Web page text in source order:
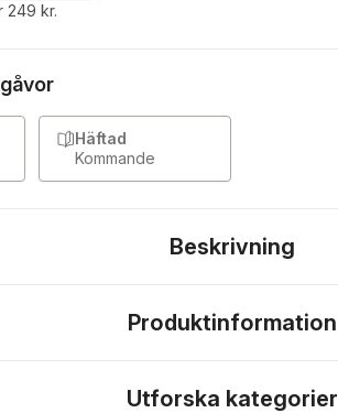
249 kr.
Häftad
Kommande
Beskrivning
Produktinformation
Utforska kategorier